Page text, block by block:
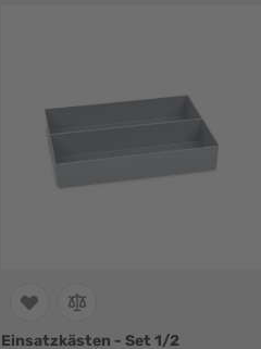
Einsatzkästen - Set 1/2